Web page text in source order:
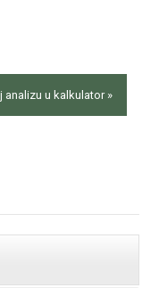
analizu u kalkulator »